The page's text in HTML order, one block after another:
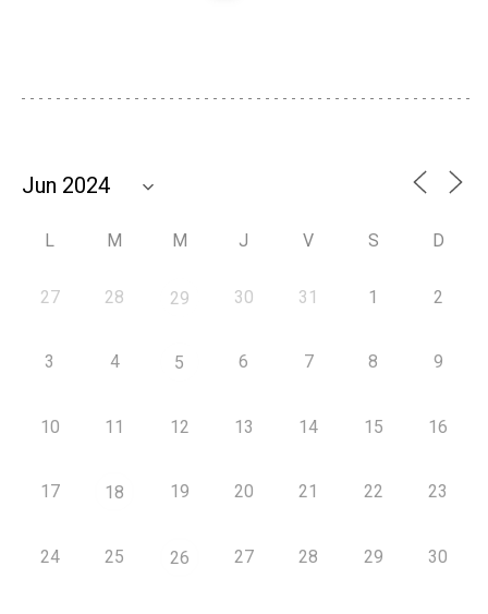
L M M J V S D
27 28 29 30 31 1 2
3 4 5 6 7 8 9
10 11 12 13 14 15 16
17 18 19 20 21 22 23
24 25 26 27 28 29 30